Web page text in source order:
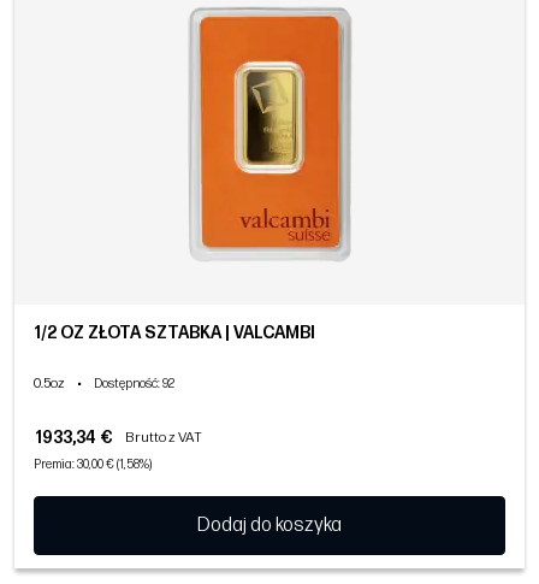
1/2 OZ ZŁOTA SZTABKA | VALCAMBI
0.5oz • Dostępność: 92
1933,34 € Brutto z VAT
Premia: 30,00 € (1,58%)
Dodaj do koszyka